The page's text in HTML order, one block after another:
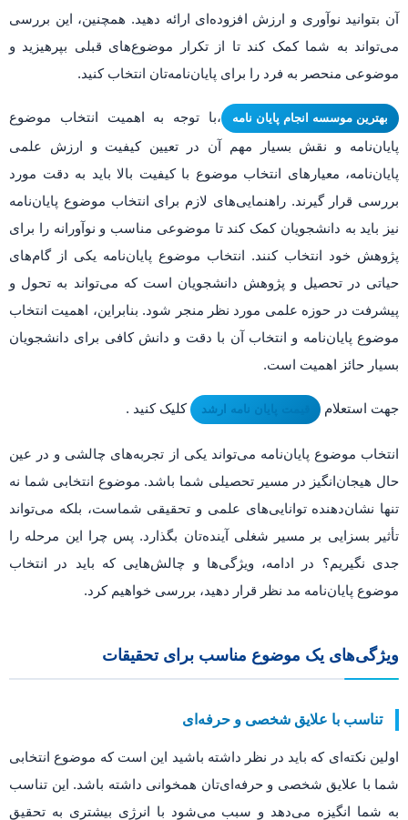
آن بتوانید نوآوری و ارزش افزوده‌ای ارائه دهید. همچنین، این بررسی
می‌تواند به شما کمک کند تا از تکرار موضوع‌های قبلی بپرهیزید و
موضوعی منحصر به فرد را برای پایان‌نامه‌تان انتخاب کنید.
بهترین موسسه انجام پایان نامه
،با توجه به اهمیت انتخاب موضوع
پایان‌نامه و نقش بسیار مهم آن در تعیین کیفیت و ارزش علمی
پایان‌نامه، معیارهای انتخاب موضوع با کیفیت بالا باید به دقت مورد
بررسی قرار گیرند. راهنمایی‌های لازم برای انتخاب موضوع پایان‌نامه
نیز باید به دانشجویان کمک کند تا موضوعی مناسب و نوآورانه را برای
پژوهش خود انتخاب کنند. انتخاب موضوع پایان‌نامه یکی از گام‌های
حیاتی در تحصیل و پژوهش دانشجویان است که می‌تواند به تحول و
پیشرفت در حوزه علمی مورد نظر منجر شود. بنابراین، اهمیت انتخاب
موضوع پایان‌نامه و انتخاب آن با دقت و دانش کافی برای دانشجویان
بسیار حائز اهمیت است.
جهت استعلام قیمت پایان نامه ارشد کلیک کنید .
انتخاب موضوع پایان‌نامه می‌تواند یکی از تجربه‌های چالشی و در عین
حال هیجان‌انگیز در مسیر تحصیلی شما باشد. موضوع انتخابی شما نه
تنها نشان‌دهنده توانایی‌های علمی و تحقیقی شماست، بلکه می‌تواند
تأثیر بسزایی بر مسیر شغلی آینده‌تان بگذارد. پس چرا این مرحله را
جدی نگیریم؟ در ادامه، ویژگی‌ها و چالش‌هایی که باید در انتخاب
موضوع پایان‌نامه مد نظر قرار دهید، بررسی خواهیم کرد.
ویژگی‌های یک موضوع مناسب برای تحقیقات
تناسب با علایق شخصی و حرفه‌ای
اولین نکته‌ای که باید در نظر داشته باشید این است که موضوع انتخابی
شما با علایق شخصی و حرفه‌ای‌تان همخوانی داشته باشد. این تناسب
به شما انگیزه می‌دهد و سبب می‌شود با انرژی بیشتری به تحقیق